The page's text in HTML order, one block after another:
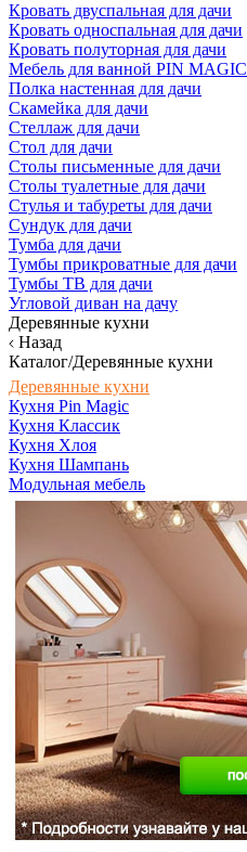
Кровать двуспальная для дачи
Кровать односпальная для дачи
Кровать полуторная для дачи
Мебель для ванной PIN MAGIC
Полка настенная для дачи
Скамейка для дачи
Стеллаж для дачи
Стол для дачи
Столы письменные для дачи
Столы туалетные для дачи
Стулья и табуреты для дачи
Сундук для дачи
Тумба для дачи
Тумбы прикроватные для дачи
Тумбы ТВ для дачи
Угловой диван на дачу
Деревянные кухни
Назад
Каталог/Деревянные кухни
Деревянные кухни
Кухня Pin Magic
Кухня Классик
Кухня Хлоя
Кухня Шампань
Модульная мебель